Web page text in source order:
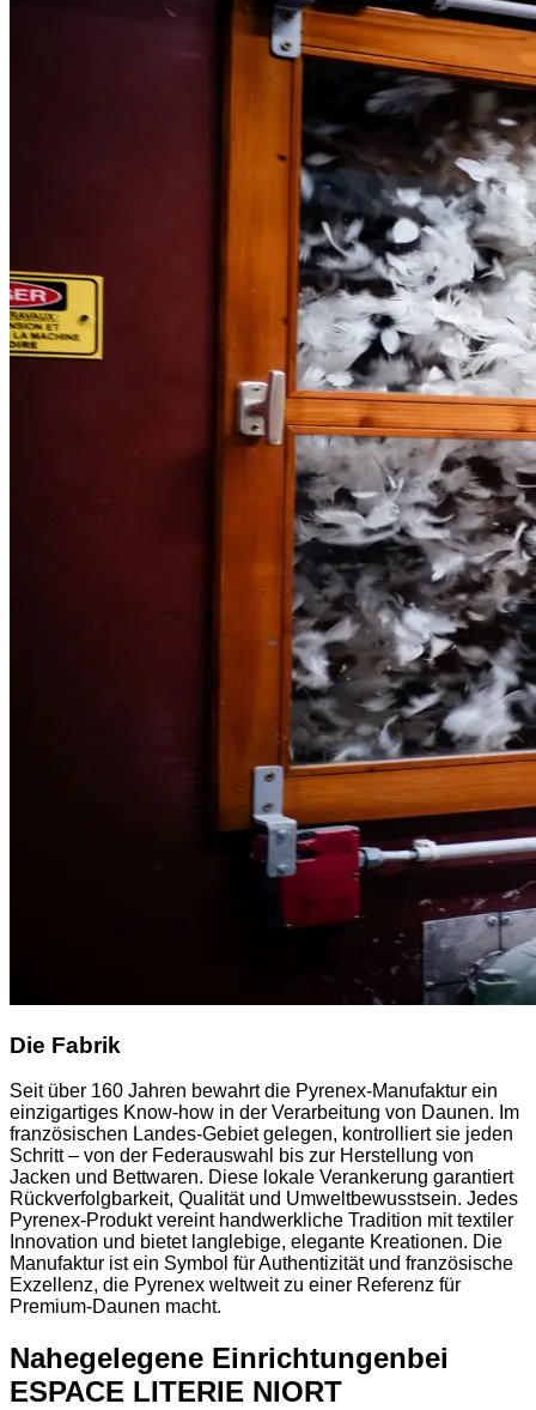
Die Fabrik
Seit über 160 Jahren bewahrt die Pyrenex-Manufaktur ein
einzigartiges Know-how in der Verarbeitung von Daunen. Im
französischen Landes-Gebiet gelegen, kontrolliert sie jeden
Schritt – von der Federauswahl bis zur Herstellung von
Jacken und Bettwaren. Diese lokale Verankerung garantiert
Rückverfolgbarkeit, Qualität und Umweltbewusstsein. Jedes
Pyrenex-Produkt vereint handwerkliche Tradition mit textiler
Innovation und bietet langlebige, elegante Kreationen. Die
Manufaktur ist ein Symbol für Authentizität und französische
Exzellenz, die Pyrenex weltweit zu einer Referenz für
Premium-Daunen macht.
Nahegelegene Einrichtungenbei
ESPACE LITERIE NIORT